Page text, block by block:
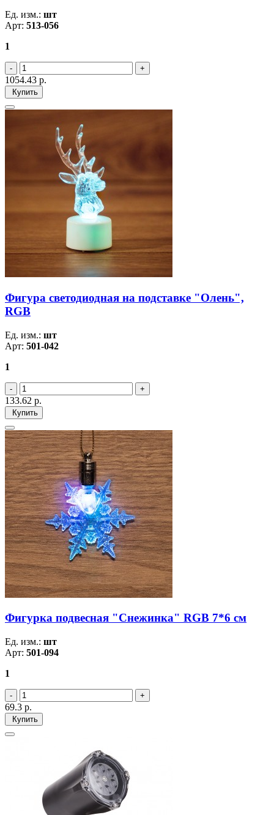
Ед. изм.: шт
Арт: 513-056
1
1054.43 р.
Купить
Фигура светодиодная на подставке "Олень",
RGB
Ед. изм.: шт
Арт: 501-042
1
133.62 р.
Купить
Фигурка подвесная "Снежинка" RGB 7*6 см
Ед. изм.: шт
Арт: 501-094
1
69.3 р.
Купить